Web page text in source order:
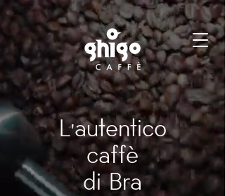
L'autentico
caffè
di Bra